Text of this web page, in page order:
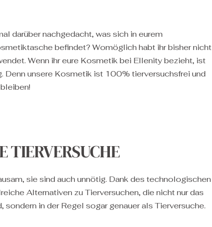
darüber nachgedacht, was sich in eurem
befindet? Womöglich habt ihr bisher nicht
Wenn ihr eure Kosmetik bei Ellenity bezieht, ist
Denn unsere Kosmetik ist 100% tierversuchsfrei und
TIERVERSUCHE
sie sind auch unnötig. Dank des technologischen
Alternativen zu Tierversuchen, die nicht nur das
sondern in der Regel sogar genauer als Tierversuche.